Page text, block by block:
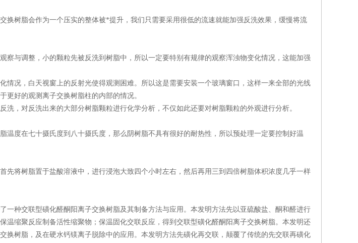
换树脂会作为一个压实的整体被*提升，我们只需要采用很低的流速就能加强反洗效果，缓慢将流
与调整，小的颗粒先被反洗到树脂中，所以一定要特别有规律的观察浑浊物变化情况，这能加强
况，白天视窗上的反射光使得观测困难。所以这是需要安装一个玻璃窗口，这样一来全部的光线
更好的观测离子交换树脂柱的内部的情况。
，对反洗出来的大部分树脂颗粒进行化学分析，不仅如此还要对树脂颗粒的外观进行分析。
度在七十摄氏度到八十摄氏度，那么阴树脂不具有很好的耐热性，所以预处理一定要控制好温
将树脂置于盐酸溶液中，进行浸泡大致四个小时左右，然后再用三到四倍树脂体积浓度几乎一样
一种交联型磺化醛酮阳离子交换树脂及其制备方法与应用。本发明方法先以亚硫酸盐、酮和醛进行
温缩聚反应制备活性缩聚物；保温固化交联反应，得到交联型磺化醛酮阳离子交换树脂。本发明还
换树脂，及在硬水钙镁离子脱除中的应用。本发明方法先磺化再交联，颠覆了传统的先交联再磺化